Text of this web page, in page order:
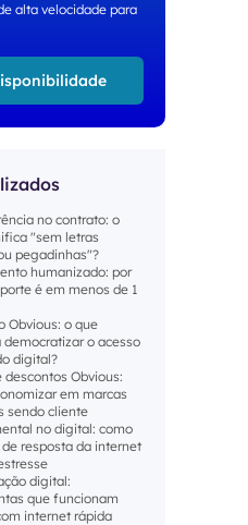
alta velocidade para
no contrato: o
"sem letras
pegadinhas"?
humanizado: por
é em menos de 1
Obvious: o que
o acesso
digital?
descontos Obvious:
em marcas
sendo cliente
no digital: como
resposta da internet
digital:
que funcionam
internet rápida